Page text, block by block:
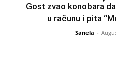
Gost zvao konobara
u računu i pita
Sanela -